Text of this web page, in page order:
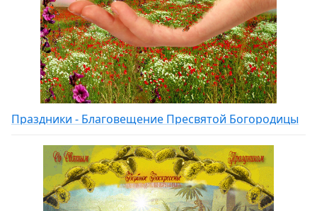
Праздники - Благовещение Пресвятой Богородицы